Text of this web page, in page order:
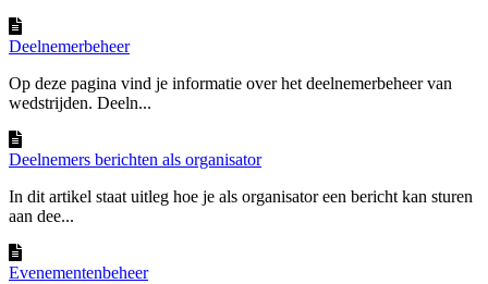
Deelnemerbeheer
Op deze pagina vind je informatie over het deelnemerbeheer van
wedstrijden. Deeln...
Deelnemers berichten als organisator
In dit artikel staat uitleg hoe je als organisator een bericht kan sturen
aan dee...
Evenementenbeheer